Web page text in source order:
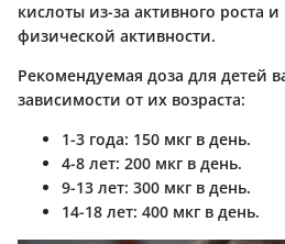
кислоты из-за активного роста
физической активности.
Рекомендуемая доза для детей
зависимости от их возраста:
1-3 года: 150 мкг в день.
4-8 лет: 200 мкг в день.
9-13 лет: 300 мкг в день.
14-18 лет: 400 мкг в день.